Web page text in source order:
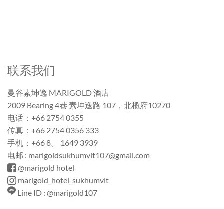
联系我们
曼谷素坤逸 MARIGOLD 酒店
2009 Bearing 4巷 素坤逸路 107，北榄府10270
电话：+66 2754 0355
传真：+66 2754 0356 333
手机：+66 8。 1649 3939
电邮 : marigoldsukhumvit107@gmail.com
@marigold hotel
marigold_hotel_sukhumvit
Line ID : @marigold107